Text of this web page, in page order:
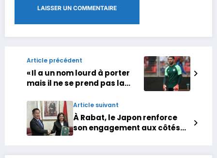
Article précédent
« Il a un nom lourd à porter
mais il ne se prend pas la
légende des Bleus, découvre
sa première CAN avec
l’Algérie
Article suivant
À Rabat, le Japon renforce
son engagement aux côtés